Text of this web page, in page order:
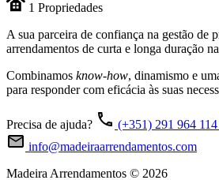
1 Propriedades
A sua parceira de confiança na gestão de
arrendamentos de curta e longa duração
Combinamos know-how, dinamismo e
para responder com eficácia às suas
Precisa de ajuda? (+351) 291 964 114
info@madeiraarrendamentos.com
Madeira Arrendamentos © 2026